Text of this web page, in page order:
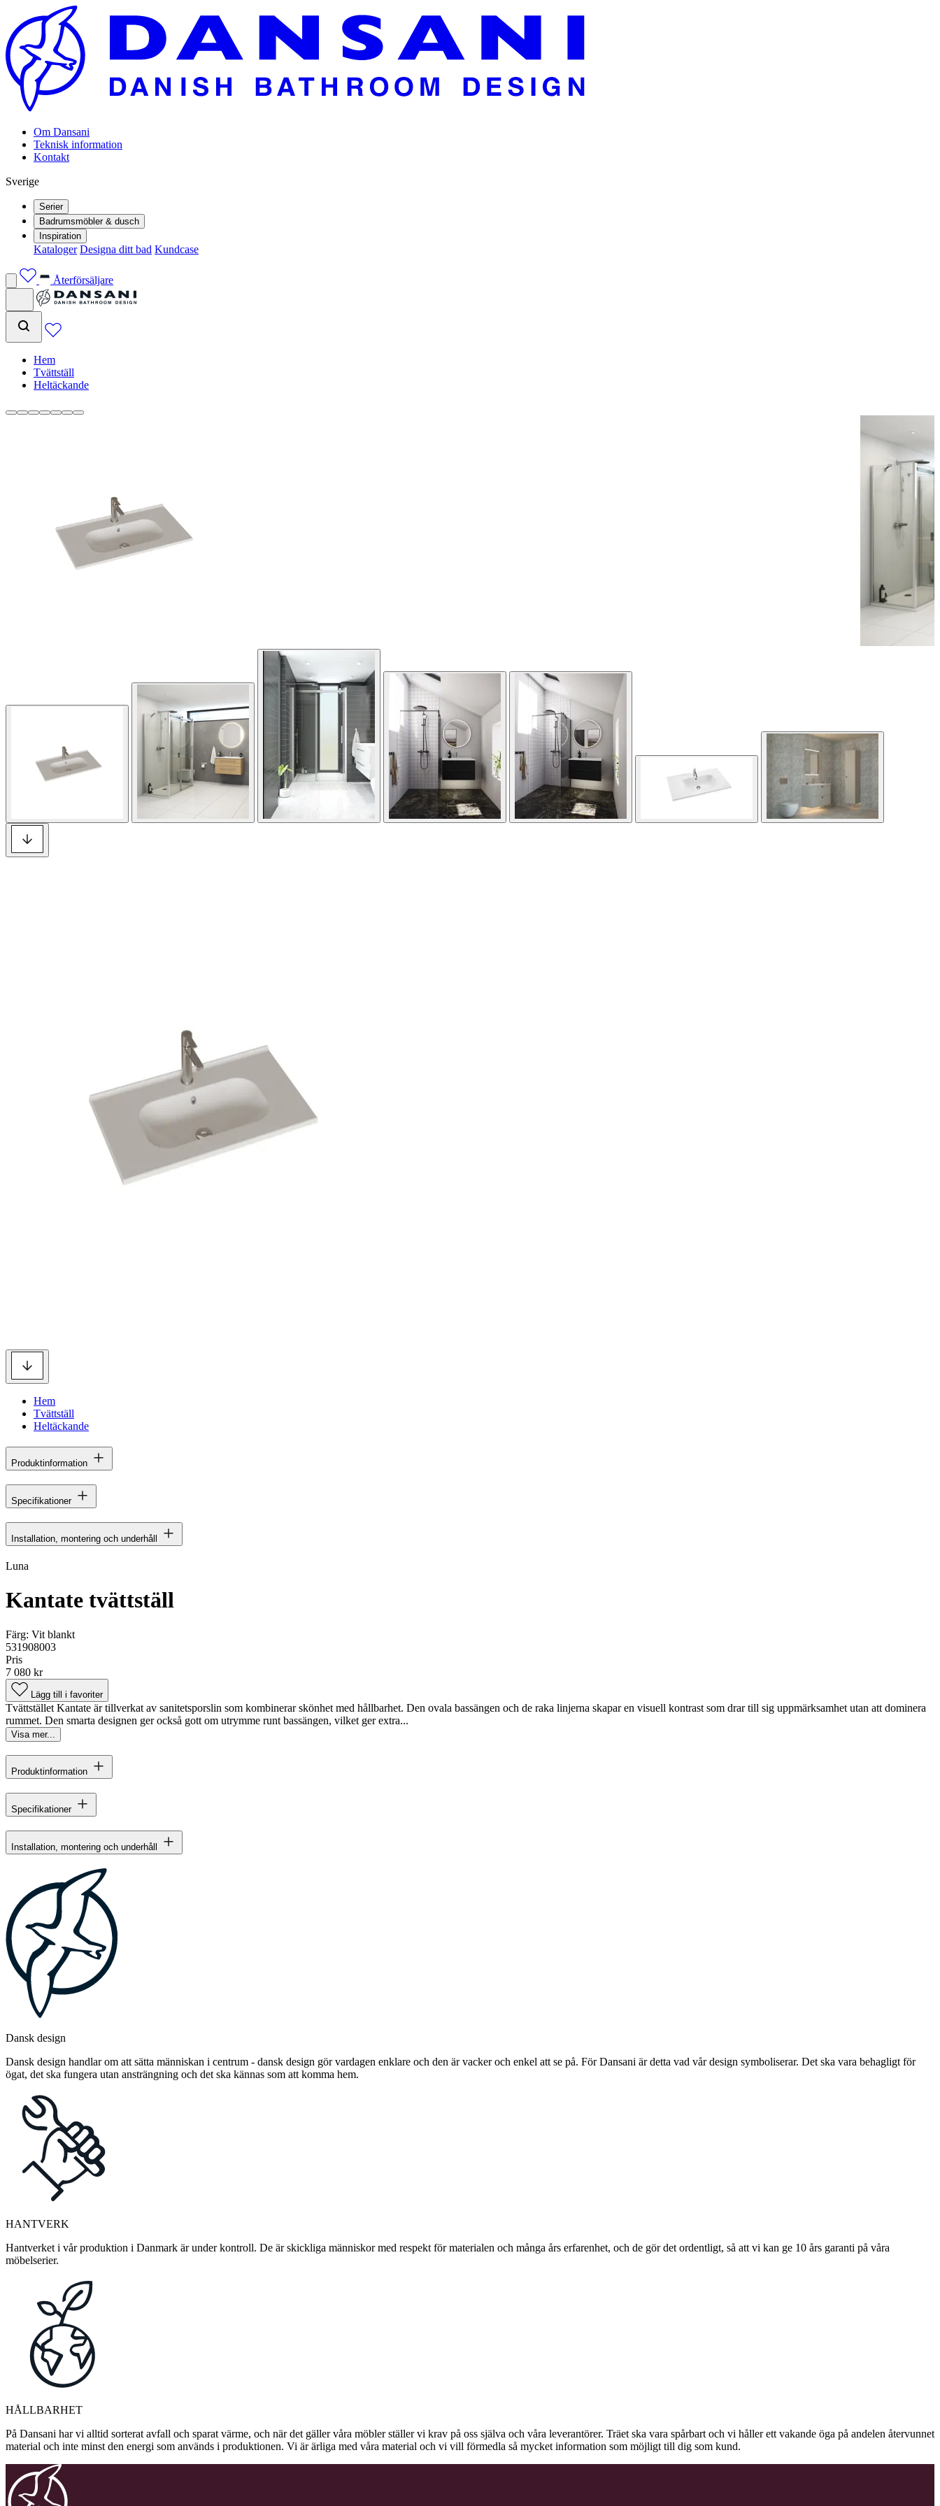
Om Dansani
Teknisk information
Kontakt
Sverige
Serier
Badrumsmöbler & dusch
Inspiration
Kataloger Designa ditt bad Kundcase
Återförsäljare
Hem
Tvättställ
Heltäckande
Hem
Tvättställ
Heltäckande
Produktinformation
Specifikationer
Installation, montering och underhåll
Luna
Kantate tvättställ
Färg: Vit blankt
531908003
Pris
7 080 kr
Lägg till i favoriter
Tvättstället Kantate är tillverkat av sanitetsporslin som kombinerar skönhet med hållbarhet. Den ovala bassängen och de raka linjerna skapar en visuell kontrast som drar till sig uppmärksamhet utan att dominera
rummet. Den smarta designen ger också gott om utrymme runt bassängen, vilket ger extra...
Visa mer...
Produktinformation
Specifikationer
Installation, montering och underhåll
Dansk design
Dansk design handlar om att sätta människan i centrum - dansk design gör vardagen enklare och den är vacker och enkel att se på. För Dansani är detta vad vår design symboliserar. Det ska vara behagligt för
ögat, det ska fungera utan ansträngning och det ska kännas som att komma hem.
HANTVERK
Hantverket i vår produktion i Danmark är under kontroll. De är skickliga människor med respekt för materialen och många års erfarenhet, och de gör det ordentligt, så att vi kan ge 10 års garanti på våra
möbelserier.
HÅLLBARHET
På Dansani har vi alltid sorterat avfall och sparat värme, och när det gäller våra möbler ställer vi krav på oss själva och våra leverantörer. Träet ska vara spårbart och vi håller ett vakande öga på andelen återvunnet
material och inte minst den energi som används i produktionen. Vi är ärliga med våra material och vi vill förmedla så mycket information som möjligt till dig som kund.